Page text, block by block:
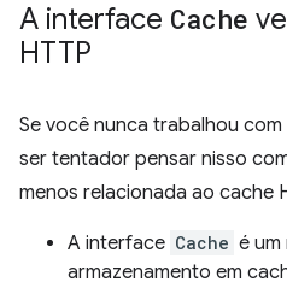
A interface Cache
HTTP
Se você nunca trabalhou
ser tentador pensar nisso
menos relacionada ao cache
A interface Cache é um
armazenamento em